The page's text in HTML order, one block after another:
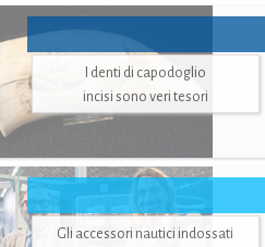
I denti di capodoglio
incisi sono veri tesori
Gli accessori nautici indossati